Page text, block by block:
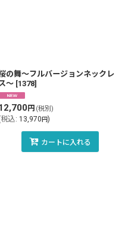
の舞〜フルバージョンネックレ
〜 [1378]
円 (税別)
税込: 13,970円)
カートに入れる